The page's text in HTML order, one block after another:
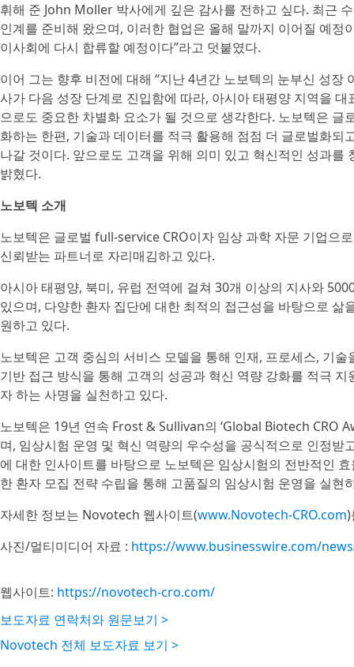
휘해 준 John Moller 박사에게 깊은 감사를 전하고 싶다. 최근
인계를 준비해 왔으며, 이러한 협업은 올해 말까지 이어질 예
이사회에 다시 합류할 예정이다”라고 덧붙였다.
이어 그는 향후 비전에 대해 “지난 4년간 노보텍의 눈부신 성
사가 다음 성장 단계로 진입함에 따라, 아시아 태평양 지역을
으로도 중요한 차별화 요소가 될 것으로 생각한다. 노보텍은
화하는 한편, 기술과 데이터를 적극 활용해 점점 더 글로벌화
나갈 것이다. 앞으로도 고객을 위해 의미 있고 혁신적인 성과를
밝혔다.
노보텍 소개
노보텍은 글로벌 full-service CRO이자 임상 과학 자문 기업으
신뢰받는 파트너로 자리매김하고 있다.
아시아 태평양, 북미, 유럽 전역에 걸쳐 30개 이상의 지사와
있으며, 다양한 환자 집단에 대한 최적의 접근성을 바탕으로
원하고 있다.
노보텍은 고객 중심의 서비스 모델을 통해 인재, 프로세스, 기
기반 접근 방식을 통해 고객의 성공과 혁신 역량 강화를 적극
자 하는 사명을 실천하고 있다.
노보텍은 19년 연속 Frost & Sullivan의 ‘Global Biotech CRO
며, 임상시험 운영 및 혁신 역량의 우수성을 공식적으로 인정받
에 대한 인사이트를 바탕으로 노보텍은 임상시험의 전반적인
한 환자 모집 전략 수립을 통해 고품질의 임상시험 운영을 실현
자세한 정보는 Novotech 웹사이트(www.Novotech-CRO.com)
사진/멀티미디어 자료 : https://www.businesswire.com/
웹사이트: https://novotech-cro.com/
보도자료 연락처와 원문보기 >
Novotech 전체 보도자료 보기 >